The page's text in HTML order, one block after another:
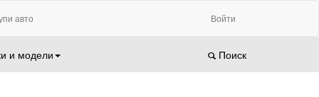
авто Войти
и модели Поиск